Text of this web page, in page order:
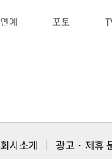
연예 포토
회사소개 광고 · 제휴